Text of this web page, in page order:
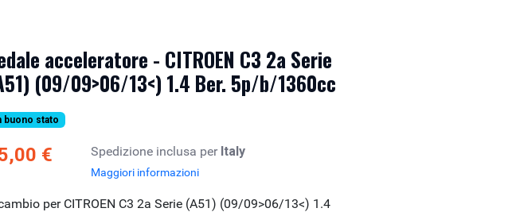
acceleratore - CITROEN C3 2a Serie
(09/09>06/13<) 1.4 Ber. 5p/b/1360cc
buono stato
€ Spedizione inclusa per Italy
Maggiori informazioni
per CITROEN C3 2a Serie (A51) (09/09>06/13<) 1.4